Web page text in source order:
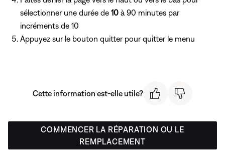
sélectionner une durée de 10 à 90 minutes par
incréments de 10
Appuyez sur le bouton quitter pour quitter le menu
Cette information est-elle utile?
COMMENCER LA RÉPARATION OU LE
REMPLACEMENT